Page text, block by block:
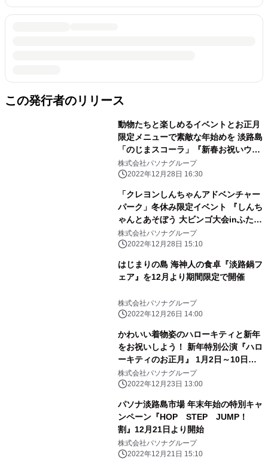
この発行者のリリース
動物たちと楽しめるイベントとお正月
限定メニューで素敵な年始めを 淡路島
「のじまスコーラ」『新春お祝いウィ
ーク』１月に開催
株式会社パソナグループ
2022年12月28日 16:30
「クレヨンしんちゃんアドベンチャー
パーク」冬休み限定イベント 『しんち
ゃんとあそぼう 大ビンゴ大会inふたば
幼稚園』1月1日～3日に開催！
株式会社パソナグループ
2022年12月28日 15:10
はじまりの島 海神人の食卓『淡路鍋フ
ェア』を12月より期間限定で開催
株式会社パソナグループ
2022年12月26日 14:00
かわいい着物姿のハローキティと新年
をお祝いしよう！ 新年特別公演『ハロ
ーキティのお正月』 1月2日～10日開
催
株式会社パソナグループ
2022年12月23日 13:00
パソナ淡路島市場 年末年始の特別キャ
ンペーン『HOP STEP JUMP！
割』12月21日より開始
株式会社パソナグループ
2022年12月21日 15:10